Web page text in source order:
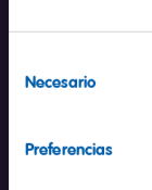
deNecesario
Preferencias
Información